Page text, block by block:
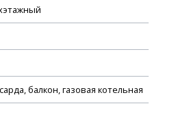
балкон, газовая котельная